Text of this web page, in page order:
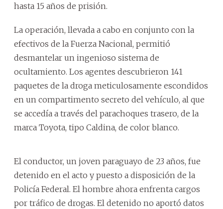
hasta 15 años de prisión.
La operación, llevada a cabo en conjunto con la
efectivos de la Fuerza Nacional, permitió
desmantelar un ingenioso sistema de
ocultamiento. Los agentes descubrieron 141
paquetes de la droga meticulosamente escondidos
en un compartimento secreto del vehículo, al que
se accedía a través del parachoques trasero, de la
marca Toyota, tipo Caldina, de color blanco.
El conductor, un joven paraguayo de 23 años, fue
detenido en el acto y puesto a disposición de la
Policía Federal. El hombre ahora enfrenta cargos
por tráfico de drogas. El detenido no aportó datos